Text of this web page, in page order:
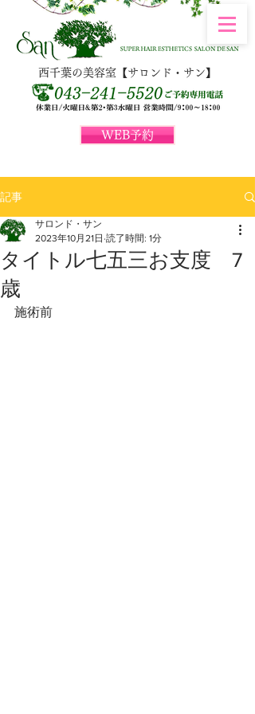
WEB予約
西千葉の美容室【サロンド・サン】
記事
タイトル七五三お支度 7
歳
サロンド・サン
2023年10月21日 読了時間: 1分
施術前